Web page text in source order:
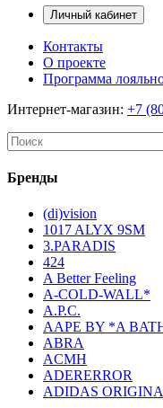
Личный кабинет
Контакты
О проекте
Программа
Интернет-магазин: +7
Бренды
(di)vision
1017 ALYX 9SM
3.PARADIS
424
A Better Feeling
A-COLD-WALL*
A.P.C.
AAPE BY *A
ABRA
ACMH
ADERERROR
ADIDAS